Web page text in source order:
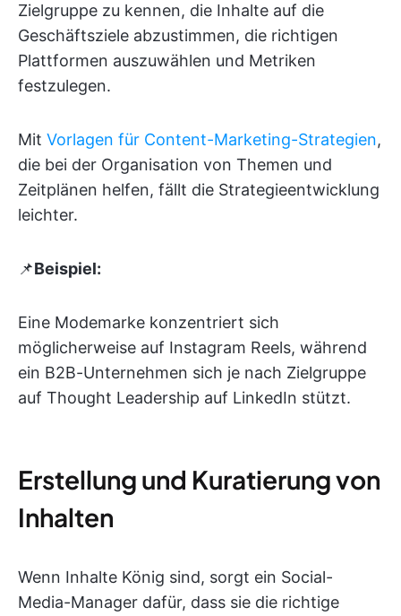
Zielgruppe zu kennen, die Inhalte auf die
Geschäftsziele abzustimmen, die richtigen
Plattformen auszuwählen und Metriken
festzulegen.
Mit Vorlagen für Content-Marketing-Strategien,
die bei der Organisation von Themen und
Zeitplänen helfen, fällt die Strategieentwicklung
leichter.
📌Beispiel:
Eine Modemarke konzentriert sich
möglicherweise auf Instagram Reels, während
ein B2B-Unternehmen sich je nach Zielgruppe
auf Thought Leadership auf LinkedIn stützt.
Erstellung und Kuratierung von
Inhalten
Wenn Inhalte König sind, sorgt ein Social-
Media-Manager dafür, dass sie die richtige